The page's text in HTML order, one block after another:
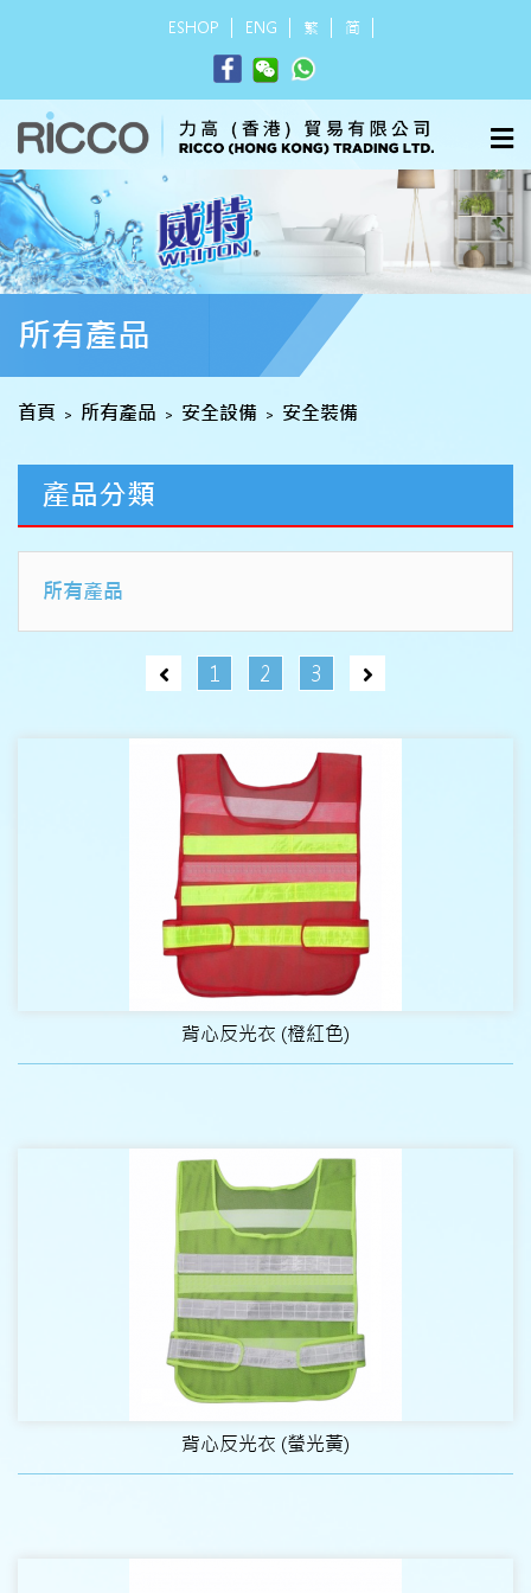
ESHOP ENG 繁 简
所有產品
首頁 > 所有產品 > 安全設備 > 安全裝備
產品分類
所有產品
1 2 3
背心反光衣 (橙紅色)
背心反光衣 (螢光黃)